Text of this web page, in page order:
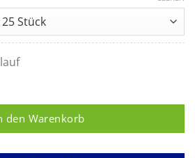
Löffel-Kombination Menge
den Warenkorb